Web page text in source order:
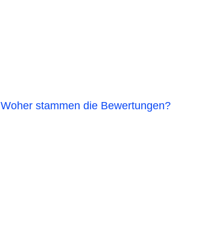
Woher stammen die Bewertungen?